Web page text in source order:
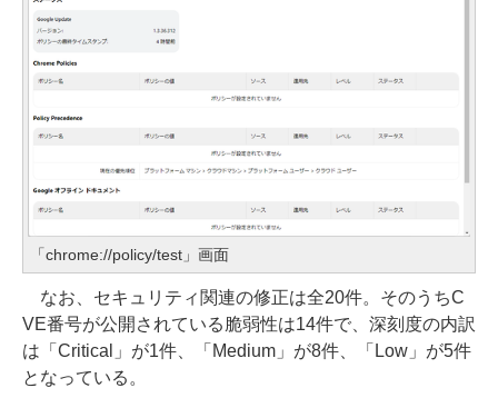
「chrome://policy/test」画面
なお、セキュリティ関連の修正は全20件。そのうちC
VE番号が公開されている脆弱性は14件で、深刻度の内訳
は「Critical」が1件、「Medium」が8件、「Low」が5件
となっている。